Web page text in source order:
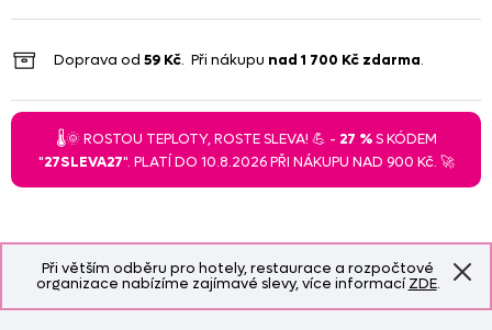
Při větším odběru pro hotely, restaurace a rozpočtové
organizace nabízíme zajímavé slevy, více informacíZDE.
Doprava od 59 Kč. Při nákupu nad 1 700 Kč zdarma.
🌡️🌞 ROSTOU TEPLOTY, ROSTE SLEVA! 💪 - 27 %S KÓDEM
"27SLEVA27". PLATÍ DO 10.8.2026 PŘI NÁKUPU NAD 900 Kč. 🚀